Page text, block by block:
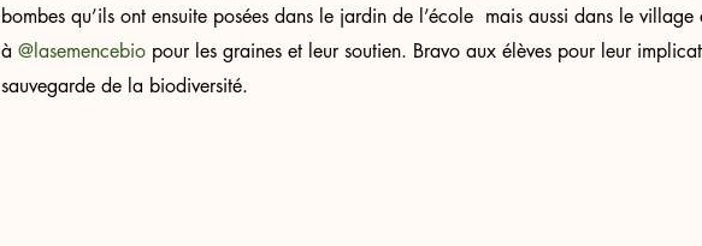
bombes qu’ils ont ensuite posées dans le jardin de l’école  mais aussi dans le
à @lasemencebio pour les graines et leur soutien. Bravo aux élèves pour leur
sauvegarde de la biodiversité.